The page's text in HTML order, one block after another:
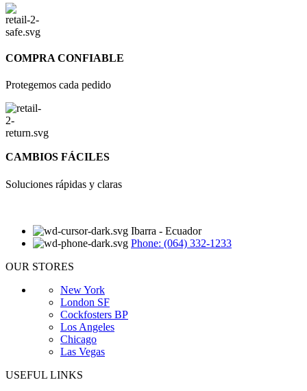
COMPRA CONFIABLE
Protegemos cada pedido
CAMBIOS FÁCILES
Soluciones rápidas y claras
Ibarra - Ecuador
Phone: (064) 332-1233
OUR STORES
New York
London SF
Cockfosters BP
Los Angeles
Chicago
Las Vegas
USEFUL LINKS